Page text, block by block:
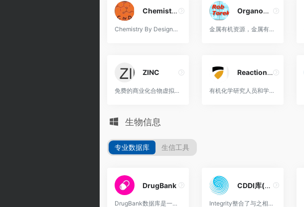
Chemistry By Design
Chemistry By Design收录了1901年到2018年共1837种有机化合物、天然产物、药物的全合成路线
Organomet
金属有机资源，金属有机入门和提升。适用于刚开始接触有机金属化学领域的学生，也适用于该领域的科研工作者学习。
ZINC
免费的商业化合物虚拟筛选数据库
Reaction Finder for The Organic ChemIST
有机化学研究人员和学生查找和探索有机化学反应的工具
生物信息
专业数据库​ 生信工具​
DrugBank
DrugBank数据库是一个整合了生物信息学和化学信息学资源，并提供详细的药物数据与药物靶标信息及其机制的全面分子信息，包括药物化学、药理学、药代动力学、ADME及其相互作用信息...
CDDI库(原Integrity)
Integrity整合了与之相关的化学、生物学、药学、临床医学的研究信息，揭示其生物活性，并且收录了20万多篇与之相关的专利家族。Integrity为药物研发提供了独一无二的知识解决方案...